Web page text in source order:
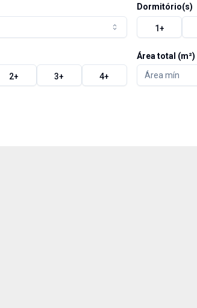
Dormitório(s)
1+
2+ 3+ 4+
Área total (m²)